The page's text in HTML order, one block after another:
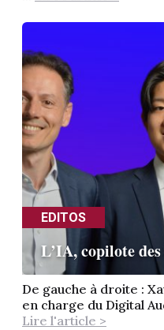
EDITOS
L’IA, copilote
De gauche à droite :
en charge du Digital
Lire l'article >